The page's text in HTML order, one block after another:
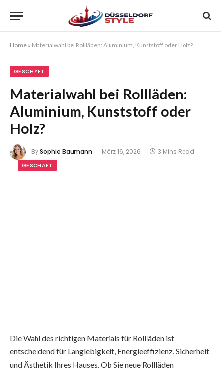
Home » Materialwahl bei Rollläden: Aluminium, Kunststoff oder Holz?
GESCHÄFT
Materialwahl bei Rollläden:
Aluminium, Kunststoff oder
Holz?
BySophie Baumann März 16, 2026 3 Mins Read
GESCHÄFT
Die Wahl des richtigen Materials für Rollläden ist
entscheidend für Langlebigkeit, Energieeffizienz, Sicherheit
und Ästhetik Ihres Hauses. Ob Sie neue Rollläden